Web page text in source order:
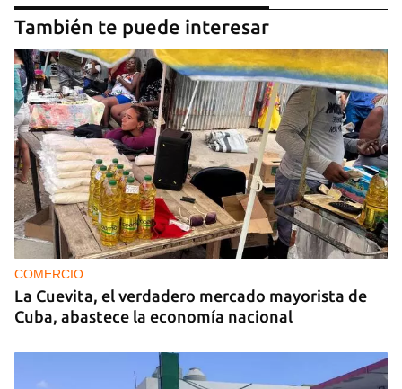
También te puede interesar
COMERCIO
La Cuevita, el verdadero mercado mayorista de
Cuba, abastece la economía nacional